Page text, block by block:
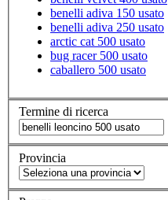
benelli adiva 150 usato
benelli adiva 250 usato
arctic cat 500 usato
bug racer 500 usato
caballero 500 usato
Termine di ricerca
Provincia